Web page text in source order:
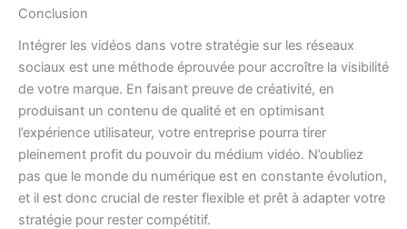
Conclusion
Intégrer les vidéos dans votre stratégie sur les réseaux
sociaux est une méthode éprouvée pour accroître la visibilité
de votre marque. En faisant preuve de créativité, en
produisant un contenu de qualité et en optimisant
l’expérience utilisateur, votre entreprise pourra tirer
pleinement profit du pouvoir du médium vidéo. N’oubliez
pas que le monde du numérique est en constante évolution,
et il est donc crucial de rester flexible et prêt à adapter votre
stratégie pour rester compétitif.